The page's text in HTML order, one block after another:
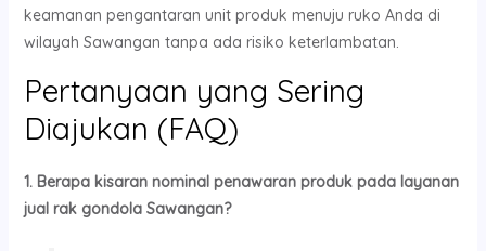
keamanan pengantaran unit produk menuju ruko Anda di
wilayah Sawangan tanpa ada risiko keterlambatan.
Pertanyaan yang Sering
Diajukan (FAQ)
1. Berapa kisaran nominal penawaran produk pada layanan
jual rak gondola Sawangan?